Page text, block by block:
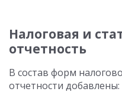
Налоговая и
отчетность
В состав форм
отчетности добавлены: